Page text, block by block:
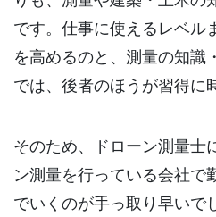
です。仕事に使えるレベル
を高めるのと、測量の知識
では、後者のほうが習得に
そのため、ドローン測量士
ン測量を行っている会社で
でいくのが手っ取り早いで